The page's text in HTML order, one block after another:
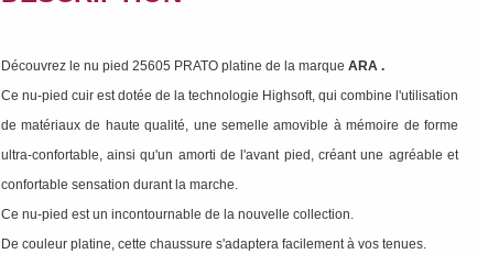
Découvrez le nu pied 25605 PRATO platine de la marque ARA .
Ce nu-pied cuir est dotée de la technologie Highsoft, qui combine l'utilisation
de matériaux de haute qualité, une semelle amovible à mémoire de forme
ultra-confortable, ainsi qu'un amorti de l'avant pied, créant une agréable et
confortable sensation durant la marche.
Ce nu-pied est un incontournable de la nouvelle collection.
De couleur platine, cette chaussure s'adaptera facilement à vos tenues.